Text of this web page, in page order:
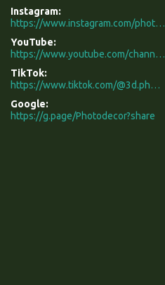
Instagram
https://www.instagram.com/photodecor.com.ua/
YouTube
https://www.youtube.com/channel/UCXCUerfqRY1Pw7-IptdbqyA/videos
TikTok
https://www.tiktok.com/@3d.photodecor?is_from_webapp=1&sender_device=pc
Google
https://g.page/Photodecor?share